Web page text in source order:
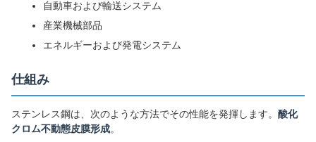
自動車および輸送システム
産業機械部品
エネルギーおよび発電システム
仕組み
ステンレス鋼は、次のような方法でその性能を発揮します。 酸化
クロム不動態皮膜形成。